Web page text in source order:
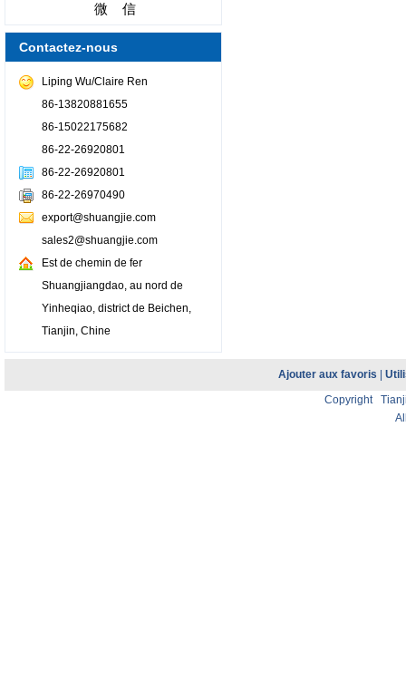
微 信
Contactez-nous
Liping Wu/Claire Ren
86-13820881655
86-15022175682
86-22-26920801
86-22-26920801
86-22-26970490
export@shuangjie.com
sales2@shuangjie.com
Est de chemin de fer
Shuangjiangdao, au nord de
Yinheqiao, district de Beichen,
Tianjin, Chine
Ajouter aux favoris
Copyright